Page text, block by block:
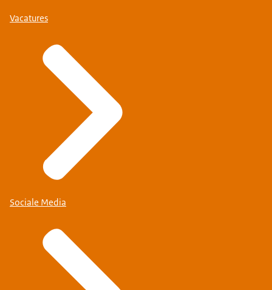
Vacatures
Sociale Media